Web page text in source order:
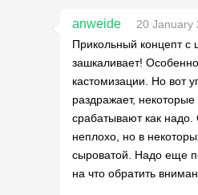
anweide
20 January
Прикольный концепт с
зашкаливает!
кастомизации. Но вот
раздражает, некоторые
срабатывают как
неплохо, но в
сыроватой. Надо еще
на что обратить